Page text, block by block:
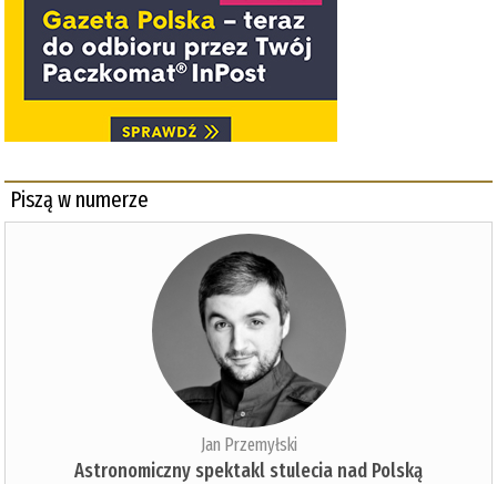
Piszą w numerze
Jan Przemyłski
Astronomiczny spektakl stulecia nad Polską